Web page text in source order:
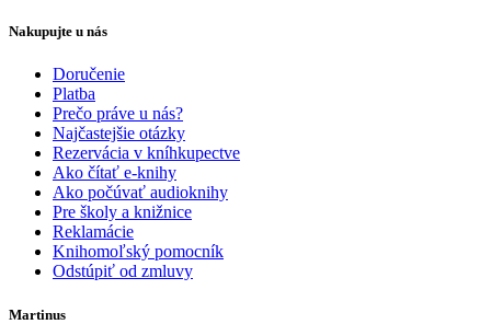
Nakupujte u nás
Doručenie
Platba
Prečo práve u nás?
Najčastejšie otázky
Rezervácia v kníhkupectve
Ako čítať e-knihy
Ako počúvať audioknihy
Pre školy a knižnice
Reklamácie
Knihomoľský pomocník
Odstúpiť od zmluvy
Martinus